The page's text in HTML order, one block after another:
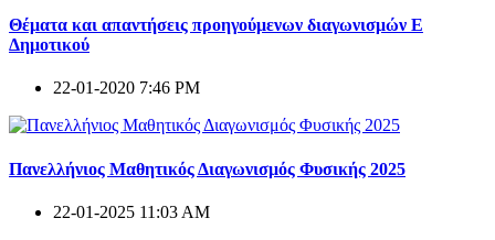
Θέματα και απαντήσεις προηγούμενων διαγωνισμών E
Δημοτικού
22-01-2020 7:46 PM
Πανελλήνιος Μαθητικός Διαγωνισμός Φυσικής 2025
22-01-2025 11:03 AM